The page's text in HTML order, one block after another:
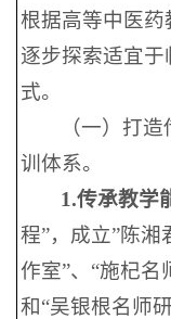
根据高等中医
逐步探索适宜
式。
（一）打
训体系。
1.传承教学
程”，成立”陈湘
作室”、“施杞名
和“吴银根名师